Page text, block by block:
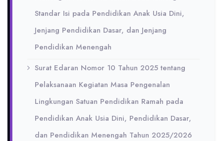
Standar Isi pada Pendidikan Anak Usia Dini,
Jenjang Pendidikan Dasar, dan Jenjang
Pendidikan Menengah
Surat Edaran Nomor 10 Tahun 2025 tentang
Pelaksanaan Kegiatan Masa Pengenalan
Lingkungan Satuan Pendidikan Ramah pada
Pendidikan Anak Usia Dini, Pendidikan Dasar,
dan Pendidikan Menengah Tahun 2025/2026